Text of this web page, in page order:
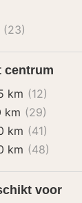
(23)
centrum
km (12)
km (29)
km (41)
km (48)
voor